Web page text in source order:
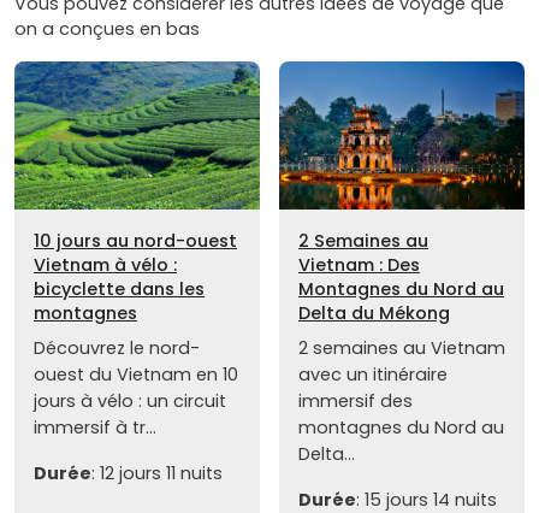
on a conçues en bas
10 jours au nord-ouest
Vietnam à vélo :
bicyclette dans les
montagnes
Découvrez le nord-
ouest du Vietnam en 10
jours à vélo : un circuit
immersif à tr...
Durée: 12 jours 11 nuits
2 Semaines au
Vietnam : Des
Montagnes du Nord au
Delta du Mékong
2 semaines au Vietnam
avec un itinéraire
immersif des
montagnes du Nord au
Delta...
Durée: 15 jours 14 nuits